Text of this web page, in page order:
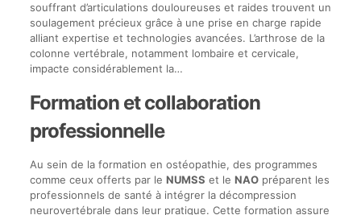
souffrant d’articulations douloureuses et raides trouvent un
soulagement précieux grâce à une prise en charge rapide
alliant expertise et technologies avancées. L’arthrose de la
colonne vertébrale, notamment lombaire et cervicale,
impacte considérablement la…
Formation et collaboration
professionnelle
Au sein de la formation en ostéopathie, des programmes
comme ceux offerts par le NUMSS et le NAOpréparent les
professionnels de santé à intégrer la décompression
neurovertébrale dans leur pratique. Cette formation assure